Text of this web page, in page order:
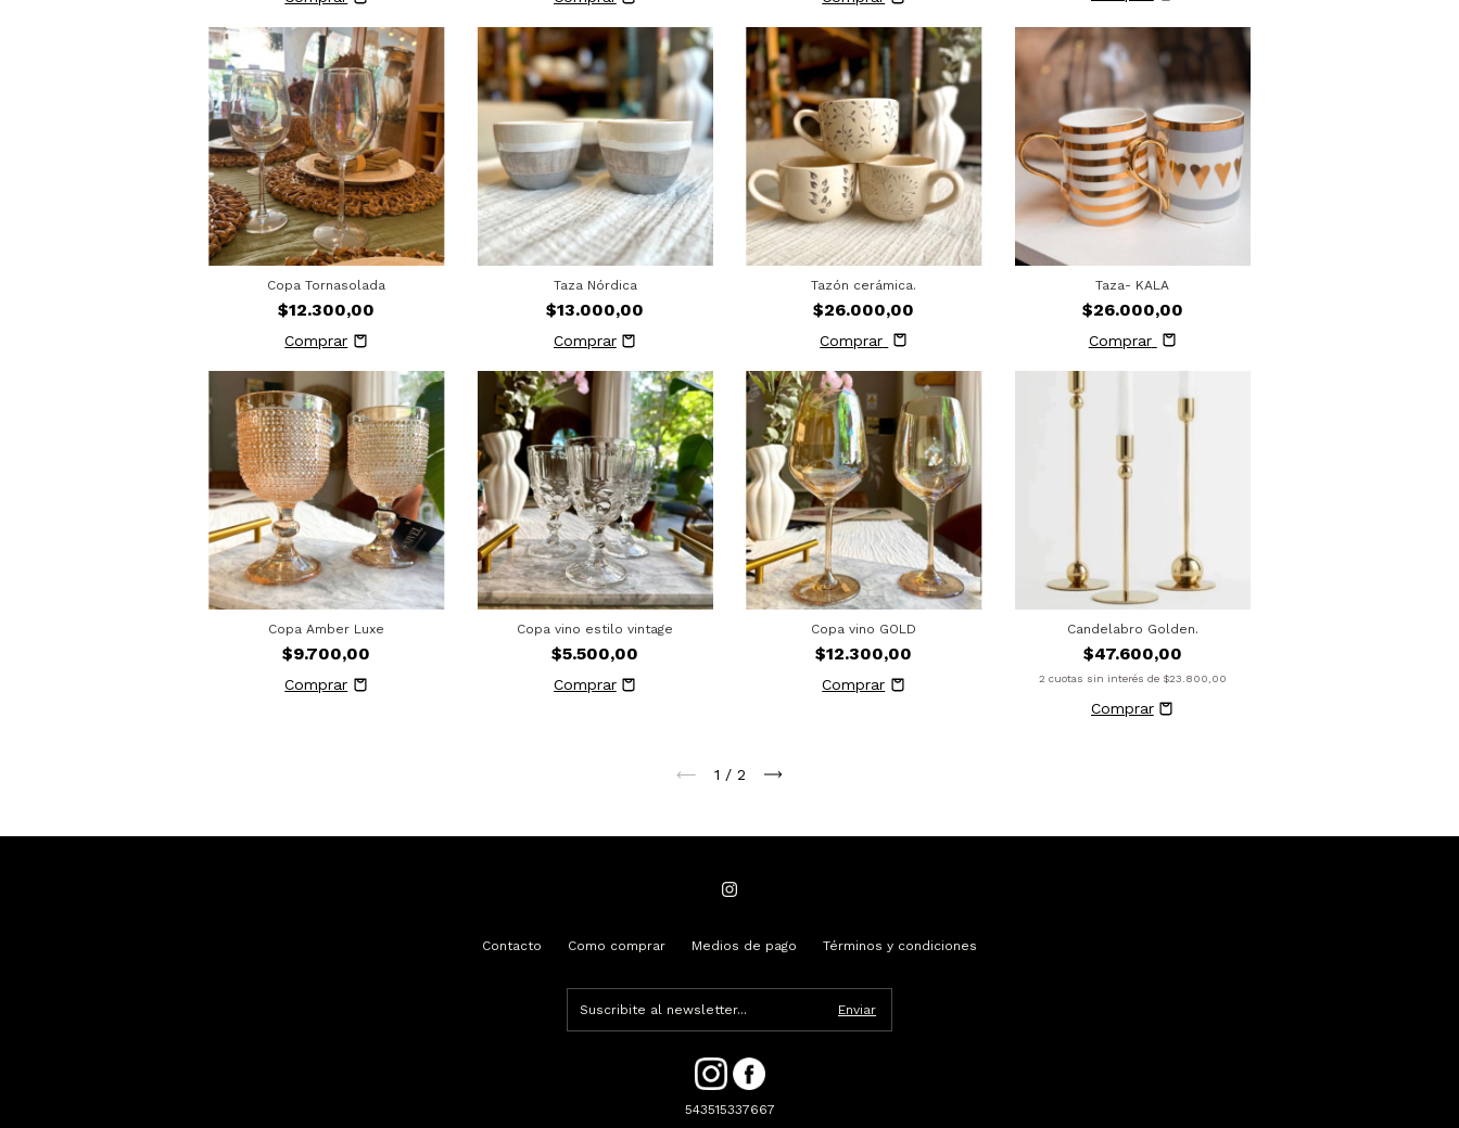
Copa Tornasolada
$12.300,00
Taza Nórdica
$13.000,00
Tazón cerámica.
$26.000,00
Comprar
Taza- KALA
$26.000,00
Comprar
Copa Amber Luxe
$9.700,00
Copa vino estilo vintage
$5.500,00
Copa vino GOLD
$12.300,00
Candelabro Golden.
$47.600,00
2 cuotas sin interés de $23.800,00
1 / 2
Contacto Como comprar Medios de pago Términos y condiciones
543515337667